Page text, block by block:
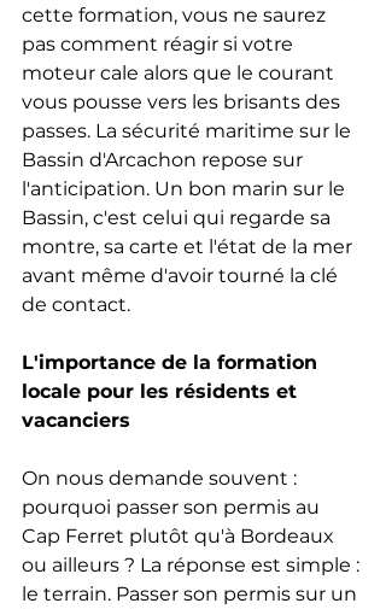
cette formation, vous ne saurez
pas comment réagir si votre
moteur cale alors que le courant
vous pousse vers les brisants des
passes. La sécurité maritime sur le
Bassin d'Arcachon repose sur
l'anticipation. Un bon marin sur le
Bassin, c'est celui qui regarde sa
montre, sa carte et l'état de la mer
avant même d'avoir tourné la clé
de contact.
L'importance de la formation
locale pour les résidents et
vacanciers
On nous demande souvent :
pourquoi passer son permis au
Cap Ferret plutôt qu'à Bordeaux
ou ailleurs ? La réponse est simple :
le terrain. Passer son permis sur un